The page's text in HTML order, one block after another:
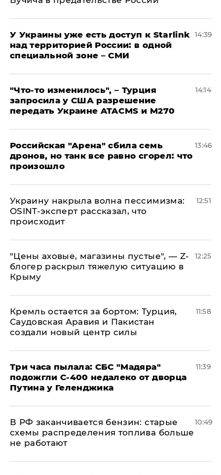
У Украины уже есть доступ к Starlink
над территорией России: в одной
специальной зоне – СМИ
14:39
​"Что-то изменилось", – Турция
запросила у США разрешение
передать Украине ATACMS и M270
14:14
​Российская "Арена" сбила семь
дронов, но танк все равно сгорел: что
произошло
13:46
​Украину накрыла волна пессимизма:
OSINT-эксперт рассказал, что
происходит
12:51
​"Цены аховые, магазины пустые", — Z-
блогер раскрыл тяжелую ситуацию в
Крыму
12:25
​Кремль остается за бортом: Турция,
Саудовская Аравия и Пакистан
создали новый центр силы
11:58
Три часа пылала: СБС "Мадяра"
подожгли С-400 недалеко от дворца
Путина у Геленджика
11:39
​В РФ заканчивается бензин: старые
схемы распределения топлива больше
не работают
10:49